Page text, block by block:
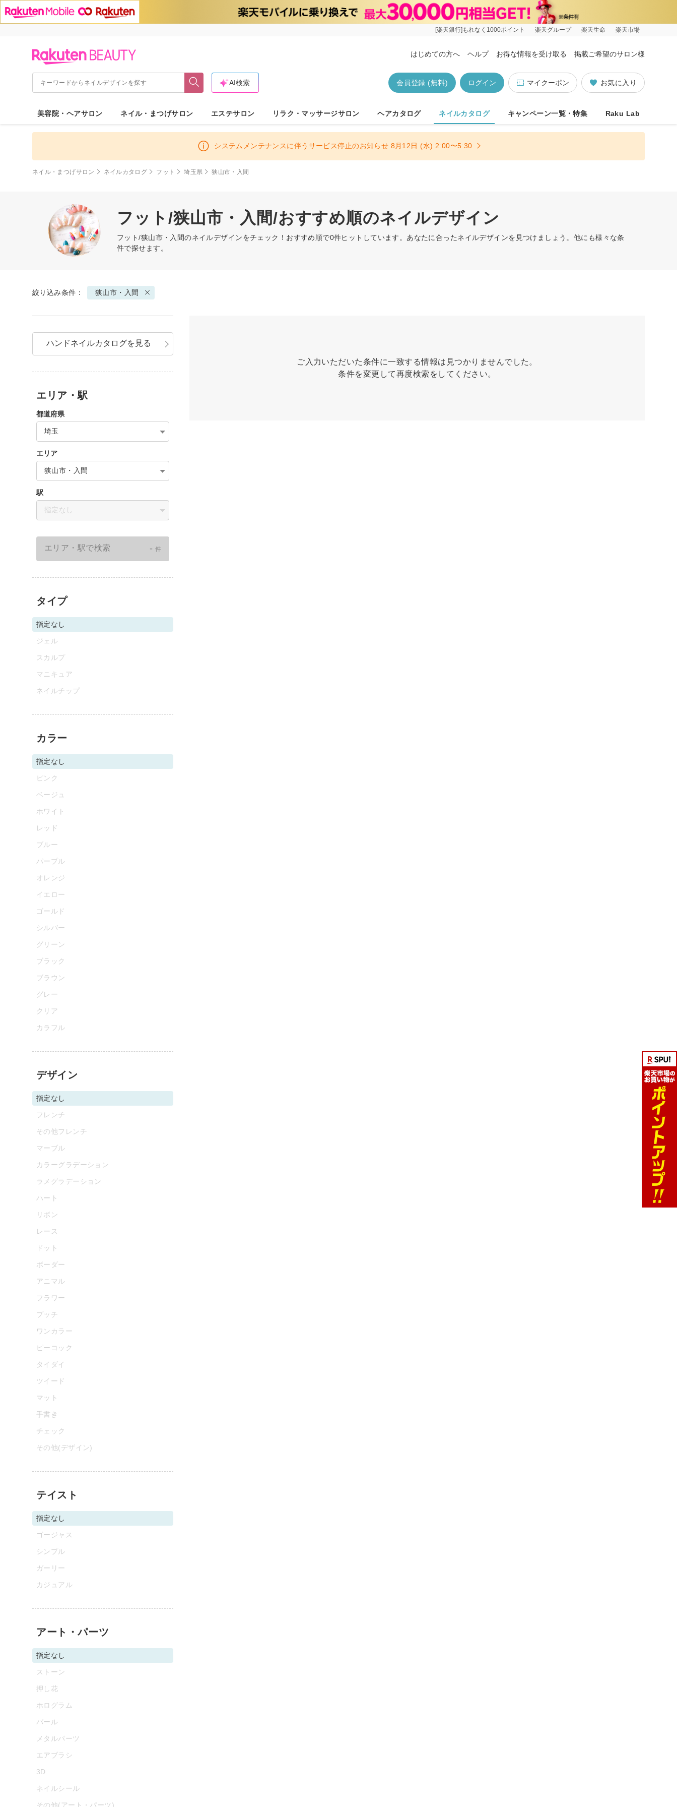
[楽天銀行]もれなく1000ポイント 楽天グループ 楽天生命 楽天市場
はじめての方へ ヘルプ お得な情報を受け取る 掲載ご希望のサロン様
お気に入り
マイクーポン
ログイン
会員登録 (無料)
AI検索
美容院・ヘアサロン ネイル・まつげサロン エステサロン リラク・マッサージサロン ヘアカタログ ネイルカタログ キャンペーン一覧・特集 Raku Lab
システムメンテナンスに伴うサービス停止のお知らせ 8月12日 (水) 2:00〜5:30
ネイル・まつげサロン ネイルカタログ フット 埼玉県 狭山市・入間
フット/狭山市・入間/おすすめ順のネイルデザイン
フット/狭山市・入間のネイルデザインをチェック！おすすめ順で0件ヒットしています。あなたに合ったネイルデザインを見つけましょう。他にも様々な条
件で探せます。
絞り込み条件： 狭山市・入間
ご入力いただいた条件に一致する情報は見つかりませんでした。
条件を変更して再度検索をしてください。
ハンドネイルカタログを見る
エリア・駅
都道府県
埼玉
エリア
狭山市・入間
駅
指定なし
エリア・駅で検索 - 件
タイプ
指定なし
ジェル
スカルプ
マニキュア
ネイルチップ
カラー
指定なし
ピンク
ベージュ
ホワイト
レッド
ブルー
パープル
オレンジ
イエロー
ゴールド
シルバー
グリーン
ブラック
ブラウン
グレー
クリア
カラフル
デザイン
指定なし
フレンチ
その他フレンチ
マーブル
カラーグラデーション
ラメグラデーション
ハート
リボン
レース
ドット
ボーダー
アニマル
フラワー
プッチ
ワンカラー
ピーコック
タイダイ
ツイード
マット
手書き
チェック
その他(デザイン)
テイスト
指定なし
ゴージャス
シンプル
ガーリー
カジュアル
アート・パーツ
指定なし
ストーン
押し花
ホログラム
パール
メタルパーツ
エアブラシ
3D
ネイルシール
その他(アート・パーツ)